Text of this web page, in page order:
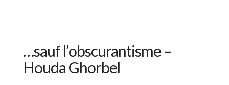
…sauf l’obscurantisme –
Houda Ghorbel